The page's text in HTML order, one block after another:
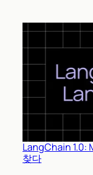
LangChain 1.0:
찾다